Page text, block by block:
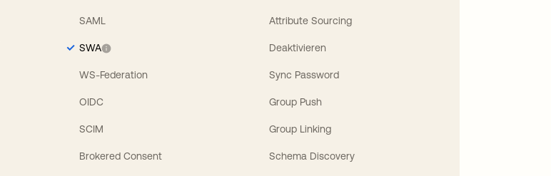
SAML
SWA
WS-Federation
OIDC
SCIM
Brokered Consent
Attribute Sourcing
Deaktivieren
Sync Password
Group Push
Group Linking
Schema Discovery